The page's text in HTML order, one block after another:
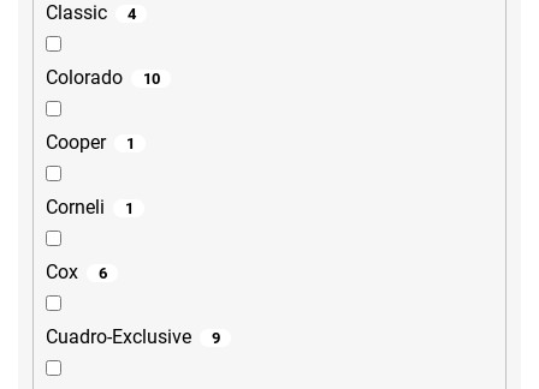
Classic 4
Colorado 10
Cooper 1
Corneli 1
Cox 6
Cuadro-Exclusive 9